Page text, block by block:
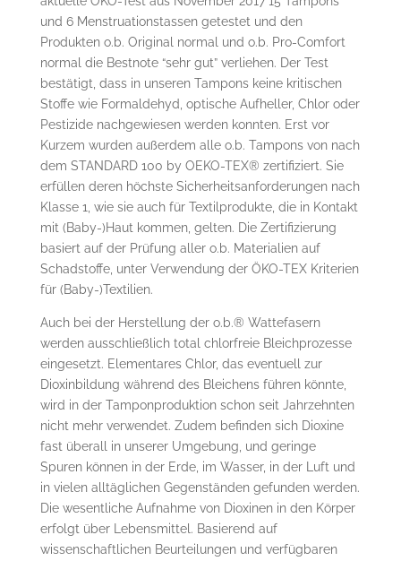
und 6 Menstruationstassen getestet und den
Produkten o.b. Original normal und o.b. Pro-Comfort
normal die Bestnote “sehr gut” verliehen. Der Test
bestätigt, dass in unseren Tampons keine kritischen
Stoffe wie Formaldehyd, optische Aufheller, Chlor oder
Pestizide nachgewiesen werden konnten. Erst vor
Kurzem wurden außerdem alle o.b. Tampons von nach
dem STANDARD 100 by OEKO-TEX® zertifiziert. Sie
erfüllen deren höchste Sicherheitsanforderungen nach
Klasse 1, wie sie auch für Textilprodukte, die in Kontakt
mit (Baby-)Haut kommen, gelten. Die Zertifizierung
basiert auf der Prüfung aller o.b. Materialien auf
Schadstoffe, unter Verwendung der ÖKO-TEX Kriterien
für (Baby-)Textilien.
Auch bei der Herstellung der o.b.® Wattefasern
werden ausschließlich total chlorfreie Bleichprozesse
eingesetzt. Elementares Chlor, das eventuell zur
Dioxinbildung während des Bleichens führen könnte,
wird in der Tamponproduktion schon seit Jahrzehnten
nicht mehr verwendet. Zudem befinden sich Dioxine
fast überall in unserer Umgebung, und geringe
Spuren können in der Erde, im Wasser, in der Luft und
in vielen alltäglichen Gegenständen gefunden werden.
Die wesentliche Aufnahme von Dioxinen in den Körper
erfolgt über Lebensmittel. Basierend auf
wissenschaftlichen Beurteilungen und verfügbaren